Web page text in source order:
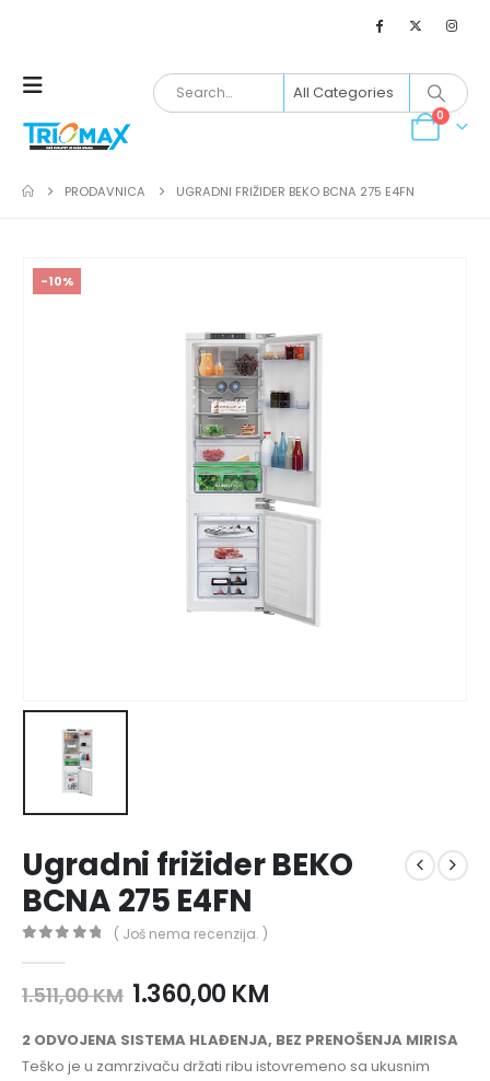
0
PRODAVNICA UGRADNI FRIŽIDER BEKO BCNA 275 E4FN
-10%
Ugradni frižider BEKO
BCNA 275 E4FN
( Još nema recenzija. )
1.511,00KM 1.360,00 KM
2 ODVOJENA SISTEMA HLAĐENJA, BEZ PRENOŠENJA MIRISA
Teško je u zamrzivaču držati ribu istovremeno sa ukusnim